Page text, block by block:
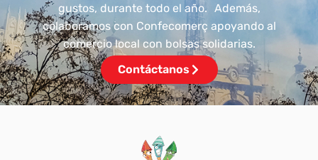
gustos, durante todo el año. Además,
colaboramos con Confecomerç apoyando al
comercio local con bolsas solidarias.
Contáctanos